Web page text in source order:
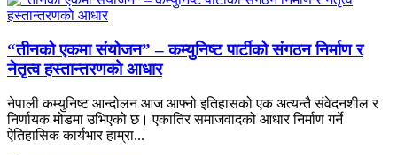
“तीनको एकमा संयोजन” – कम्युनिष्ट पार्टीको संगठन निर्माण र
नेतृत्व हस्तान्तरणको आधार
नेपाली कम्युनिष्ट आन्दोलन आज आफ्नो इतिहासको एक अत्यन्तै संवेदनशील र
निर्णायक मोडमा उभिएको छ। एकातिर समाजवादको आधार निर्माण गर्ने
ऐतिहासिक कार्यभार हाम्रा...